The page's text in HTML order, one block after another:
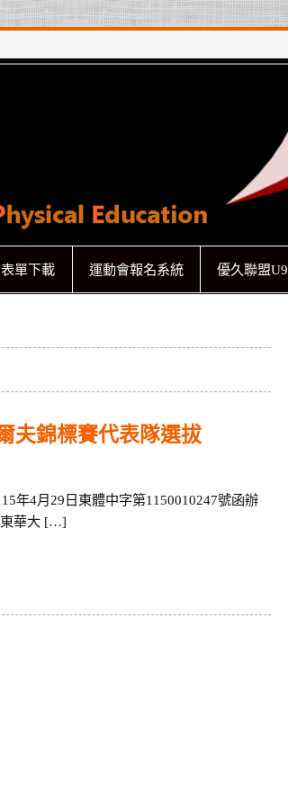
表單下載 運動會報名系統 優久聯盟U9
夫錦標賽代表隊選拔
年4月29日東體中字第1150010247號函辦
東華大 […]